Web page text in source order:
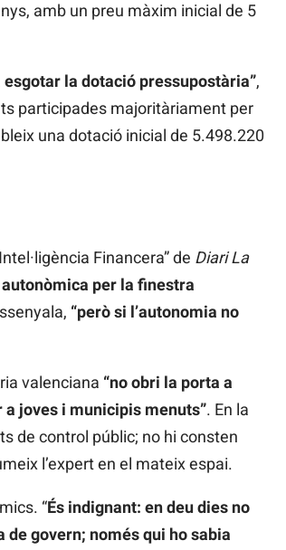
amb un preu màxim inicial de 5
la dotació pressupostària”,
participades majoritàriament per
una dotació inicial de 5.498.220
Financera” de Diari La
per la finestra
“però si l’autonomia no
valenciana “no obri la porta a
joves i municipis menuts”. En la
de control públic; no hi consten
l’expert en el mateix espai.
“És indignant: en deu dies no
govern; només qui ho sabia